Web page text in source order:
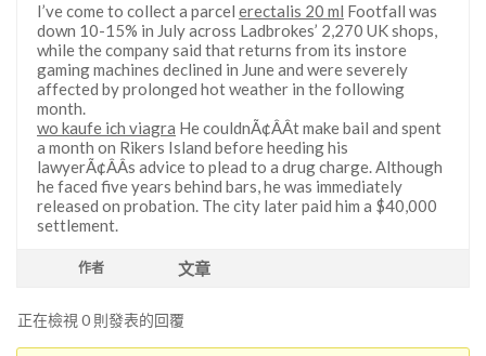
I’ve come to collect a parcel erectalis 20 ml Footfall was
down 10-15% in July across Ladbrokes’ 2,270 UK shops,
while the company said that returns from its instore
gaming machines declined in June and were severely
affected by prolonged hot weather in the following
month.
wo kaufe ich viagra He couldnÃ¢ÂÂt make bail and spent
a month on Rikers Island before heeding his
lawyerÃ¢ÂÂs advice to plead to a drug charge. Although
he faced five years behind bars, he was immediately
released on probation. The city later paid him a $40,000
settlement.
作者 文章
正在檢視 0 則發表的回覆